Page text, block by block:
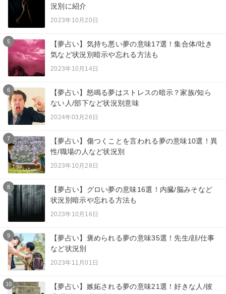
況別に紹介
2023年10月20日
5
【夢占い】気持ち悪い夢の意味17選！集合体/吐き
気など状況別暗示や忘れる方法も
2023年10月14日
6
【夢占い】怒鳴る夢はストレスの暗示？家族/知ら
ない人/部下など状況別意味
2024年03月26日
7
【夢占い】傷つくことを言われる夢の意味10選！異
性/職場の人など状況別
2023年10月28日
8
【夢占い】グロい夢の意味16選！内臓/脳みそなど
状況別暗示や忘れる方法も
2023年10月16日
9
【夢占い】褒められる夢の意味35選！先生/顔/仕事
など状況別
2023年11月01日
10
【夢占い】嫉妬される夢の意味21選！好きな人/彼